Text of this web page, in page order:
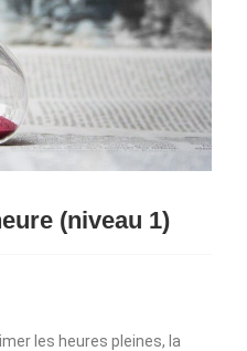
(niveau 1)
les heures pleines, la